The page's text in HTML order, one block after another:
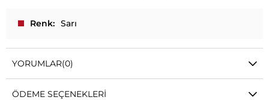
Renk Sarı
YORUMLAR(0)
ÖDEME SEÇENEKLERI